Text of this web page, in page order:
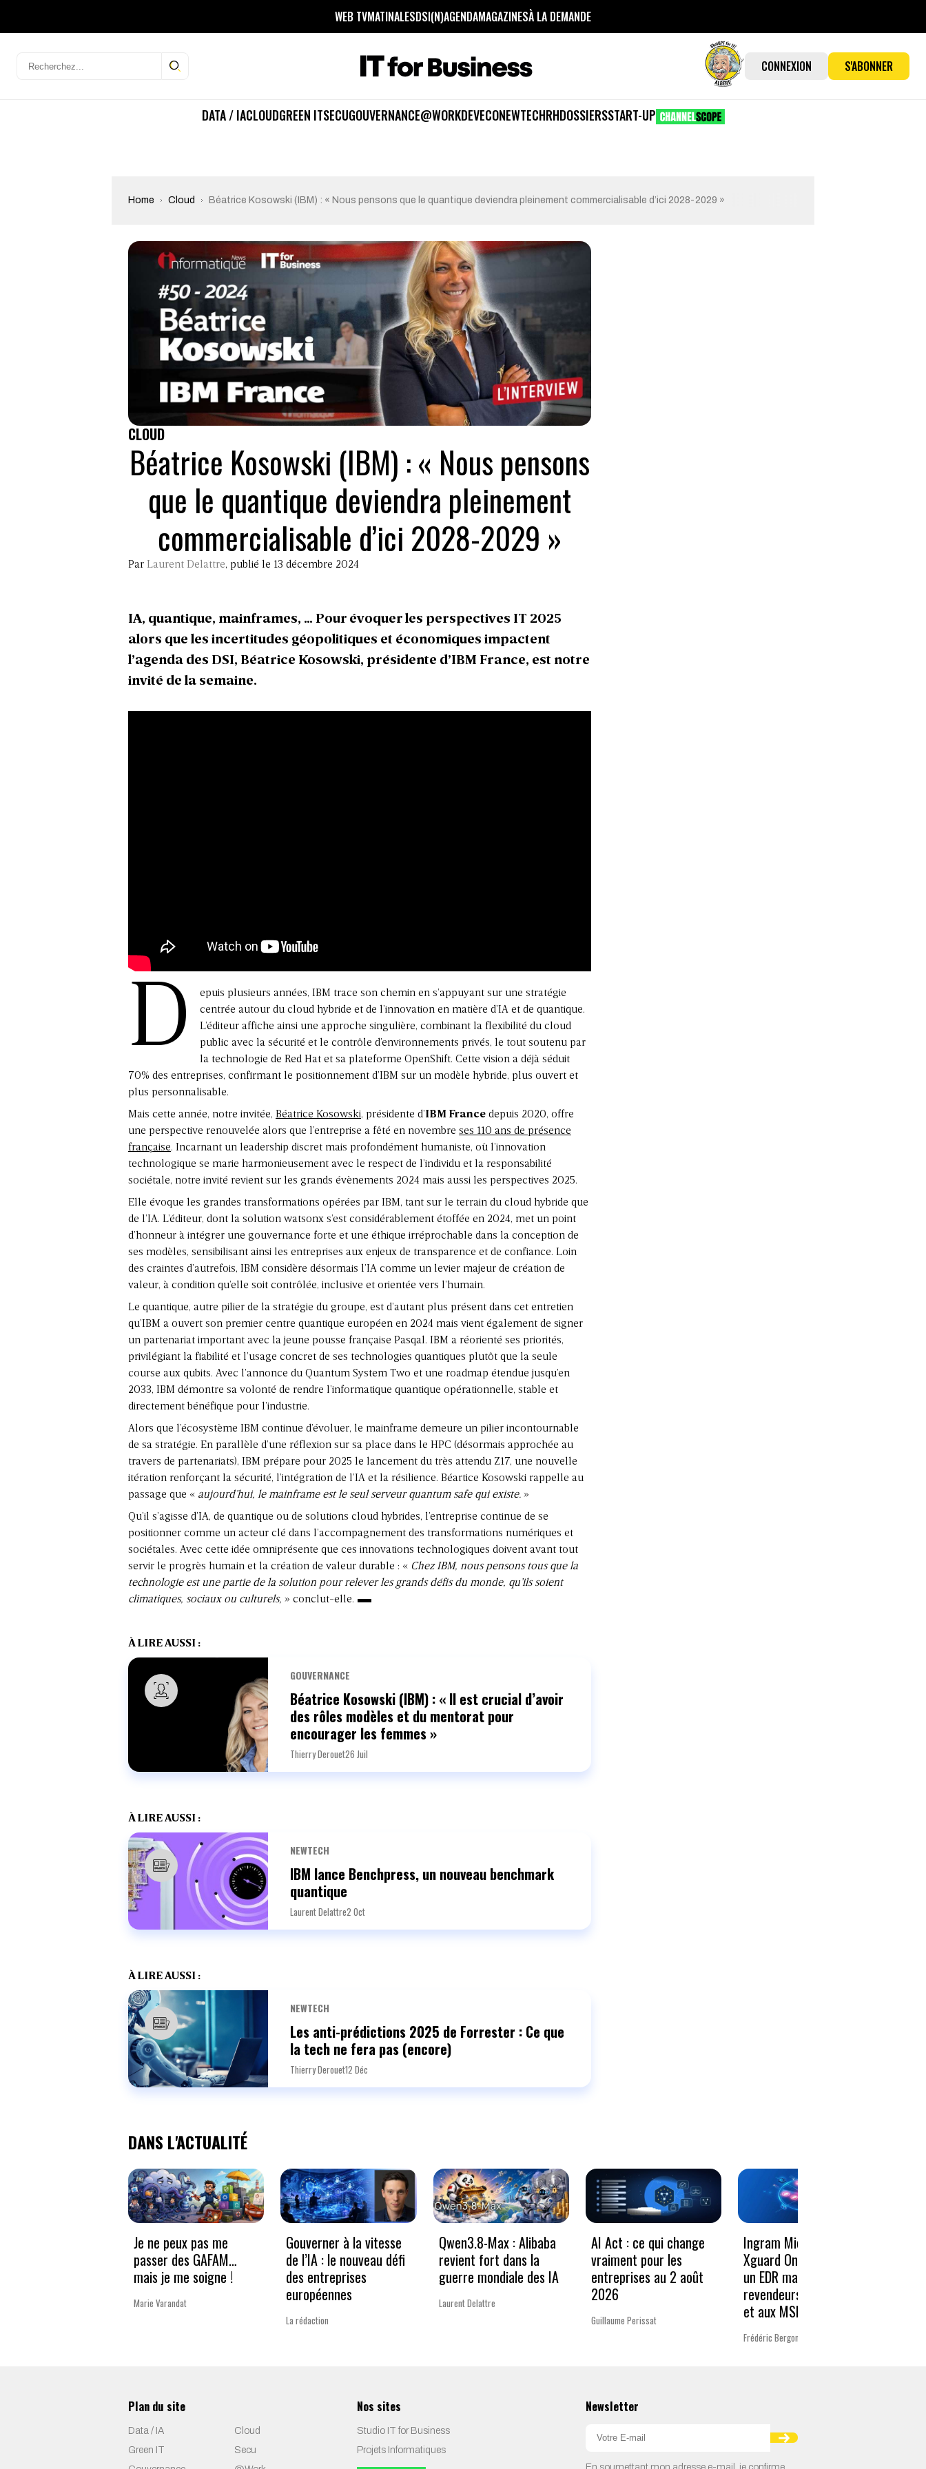
WEB TVMATINALESDSI(N)AGENDAMAGAZINESÀ LA DEMANDE
CONNEXION S'ABONNER
DATA / IACLOUDGREEN ITSECUGOUVERNANCE@WORKDEVECONEWTECHRHDOSSIERSSTART-UP
Home Cloud Béatrice Kosowski (IBM) : « Nous pensons que le quantique deviendra pleinement commercialisable d’ici 2028-2029 »
CLOUD
Béatrice Kosowski (IBM) : « Nous pensons
que le quantique deviendra pleinement
commercialisable d’ici 2028-2029 »
Par Laurent Delattre, publié le 13 décembre 2024
IA, quantique, mainframes, … Pour évoquer les perspectives IT 2025
alors que les incertitudes géopolitiques et économiques impactent
l’agenda des DSI, Béatrice Kosowski, présidente d’IBM France, est notre
invité de la semaine.
D
epuis plusieurs années, IBM trace son chemin en s’appuyant sur une stratégie
centrée autour du cloud hybride et de l’innovation en matière d’IA et de quantique.
L’éditeur affiche ainsi une approche singulière, combinant la flexibilité du cloud
public avec la sécurité et le contrôle d’environnements privés, le tout soutenu par
la technologie de Red Hat et sa plateforme OpenShift. Cette vision a déjà séduit
70% des entreprises, confirmant le positionnement d’IBM sur un modèle hybride, plus ouvert et
plus personnalisable.
Mais cette année, notre invitée, Béatrice Kosowski, présidente d’IBM France depuis 2020, offre
une perspective renouvelée alors que l’entreprise a fêté en novembre ses 110 ans de présence
française. Incarnant un leadership discret mais profondément humaniste, où l’innovation
technologique se marie harmonieusement avec le respect de l’individu et la responsabilité
sociétale, notre invité revient sur les grands évènements 2024 mais aussi les perspectives 2025.
Elle évoque les grandes transformations opérées par IBM, tant sur le terrain du cloud hybride que
de l’IA. L’éditeur, dont la solution watsonx s’est considérablement étoffée en 2024, met un point
d’honneur à intégrer une gouvernance forte et une éthique irréprochable dans la conception de
ses modèles, sensibilisant ainsi les entreprises aux enjeux de transparence et de confiance. Loin
des craintes d’autrefois, IBM considère désormais l’IA comme un levier majeur de création de
valeur, à condition qu’elle soit contrôlée, inclusive et orientée vers l’humain.
Le quantique, autre pilier de la stratégie du groupe, est d’autant plus présent dans cet entretien
qu’IBM a ouvert son premier centre quantique européen en 2024 mais vient également de signer
un partenariat important avec la jeune pousse française Pasqal. IBM a réorienté ses priorités,
privilégiant la fiabilité et l’usage concret de ses technologies quantiques plutôt que la seule
course aux qubits. Avec l’annonce du Quantum System Two et une roadmap étendue jusqu’en
2033, IBM démontre sa volonté de rendre l’informatique quantique opérationnelle, stable et
directement bénéfique pour l’industrie.
Alors que l’écosystème IBM continue d’évoluer, le mainframe demeure un pilier incontournable
de sa stratégie. En parallèle d’une réflexion sur sa place dans le HPC (désormais approchée au
travers de partenariats), IBM prépare pour 2025 le lancement du très attendu Z17, une nouvelle
itération renforçant la sécurité, l’intégration de l’IA et la résilience. Béartice Kosowski rappelle au
passage que « aujourd’hui, le mainframe est le seul serveur quantum safe qui existe. »
Qu’il s’agisse d’IA, de quantique ou de solutions cloud hybrides, l’entreprise continue de se
positionner comme un acteur clé dans l’accompagnement des transformations numériques et
sociétales. Avec cette idée omniprésente que ces innovations technologiques doivent avant tout
servir le progrès humain et la création de valeur durable : « Chez IBM, nous pensons tous que la
technologie est une partie de la solution pour relever les grands défis du monde, qu’ils soient
climatiques, sociaux ou culturels, » conclut-elle.
À LIRE AUSSI :
GOUVERNANCE
Béatrice Kosowski (IBM) : « Il est crucial d’avoir
des rôles modèles et du mentorat pour
encourager les femmes »
Thierry Derouet26 Juil
À LIRE AUSSI :
NEWTECH
IBM lance Benchpress, un nouveau benchmark
quantique
Laurent Delattre2 Oct
À LIRE AUSSI :
NEWTECH
Les anti-prédictions 2025 de Forrester : Ce que
la tech ne fera pas (encore)
Thierry Derouet12 Déc
DANS L'ACTUALITÉ
Je ne peux pas me
passer des GAFAM…
mais je me soigne !
Marie Varandat
Gouverner à la vitesse
de l’IA : le nouveau défi
des entreprises
européennes
La rédaction
Qwen3.8-Max : Alibaba
revient fort dans la
guerre mondiale des IA
Laurent Delattre
AI Act : ce qui change
vraiment pour les
entreprises au 2 août
2026
Guillaume Perissat
Ingram Micro et
Xguard One proposent
un EDR managé aux
revendeurs Microsoft
et aux MSP
Frédéric Bergonzoli
Plan du site
Data / IA
Cloud
Green IT
Secu
Nos sites
Studio IT for Business
Projets Informatiques
Newsletter